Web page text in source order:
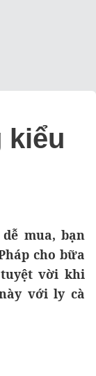
kiểu
mua, bạn
cho bữa
vời khi
với ly cà